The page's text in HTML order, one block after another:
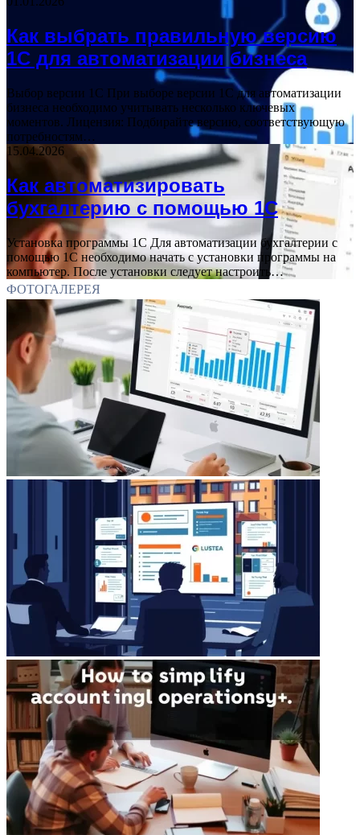
Как выбрать правильную версию
1С для автоматизации бизнеса
Выбор версии 1С При выборе версии 1С для автоматизации
бизнеса необходимо учитывать несколько ключевых
моментов. Лицензия: Подбирайте версию, соответствующую
потребностям…
15.04.2026
Как автоматизировать
бухгалтерию с помощью 1С
Установка программы 1С Для автоматизации бухгалтерии с
помощью 1С необходимо начать с установки программы на
компьютер. После установки следует настроить…
ФОТОГАЛЕРЕЯ